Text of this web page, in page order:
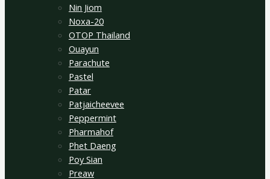
Nin Jiom
Noxa-20
OTOP Thailand
Ouayun
Parachute
Pastel
Patar
Patjaicheevee
Peppermint
Pharmahof
Phet Daeng
Poy Sian
Preaw